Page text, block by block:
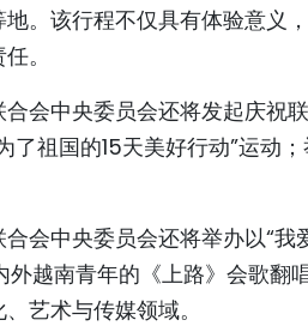
。该行程不仅具有体验意义
。
会中央委员会还将发起庆祝
了祖国的15天美好行动”运动
会中央委员会还将举办以“
外越南青年的《上路》会歌翻
艺术与传媒领域。